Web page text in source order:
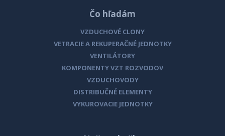
Čo hľadám
VZDUCHOVÉ CLONY
VETRACIE A REKUPERAČNÉ JEDNOTKY
VENTILÁTORY
KOMPONENTY VZT ROZVODOV
VZDUCHOVODY
DISTRIBUČNÉ ELEMENTY
VYKUROVACIE JEDNOTKY